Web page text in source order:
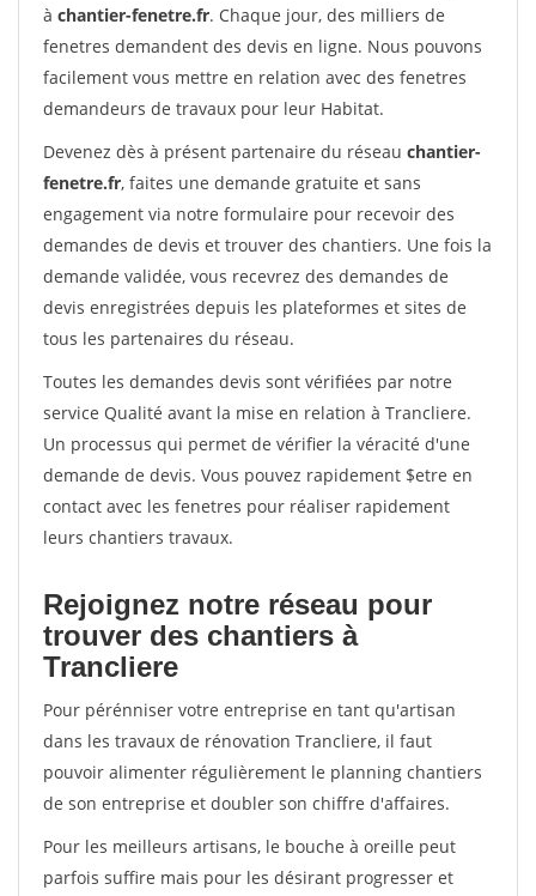
à chantier-fenetre.fr. Chaque jour, des milliers de
fenetres demandent des devis en ligne. Nous pouvons
facilement vous mettre en relation avec des fenetres
demandeurs de travaux pour leur Habitat.
Devenez dès à présent partenaire du réseau chantier-
fenetre.fr, faites une demande gratuite et sans
engagement via notre formulaire pour recevoir des
demandes de devis et trouver des chantiers. Une fois la
demande validée, vous recevrez des demandes de
devis enregistrées depuis les plateformes et sites de
tous les partenaires du réseau.
Toutes les demandes devis sont vérifiées par notre
service Qualité avant la mise en relation à Trancliere.
Un processus qui permet de vérifier la véracité d'une
demande de devis. Vous pouvez rapidement $etre en
contact avec les fenetres pour réaliser rapidement
leurs chantiers travaux.
Rejoignez notre réseau pour
trouver des chantiers à
Trancliere
Pour pérénniser votre entreprise en tant qu'artisan
dans les travaux de rénovation Trancliere, il faut
pouvoir alimenter régulièrement le planning chantiers
de son entreprise et doubler son chiffre d'affaires.
Pour les meilleurs artisans, le bouche à oreille peut
parfois suffire mais pour les désirant progresser et